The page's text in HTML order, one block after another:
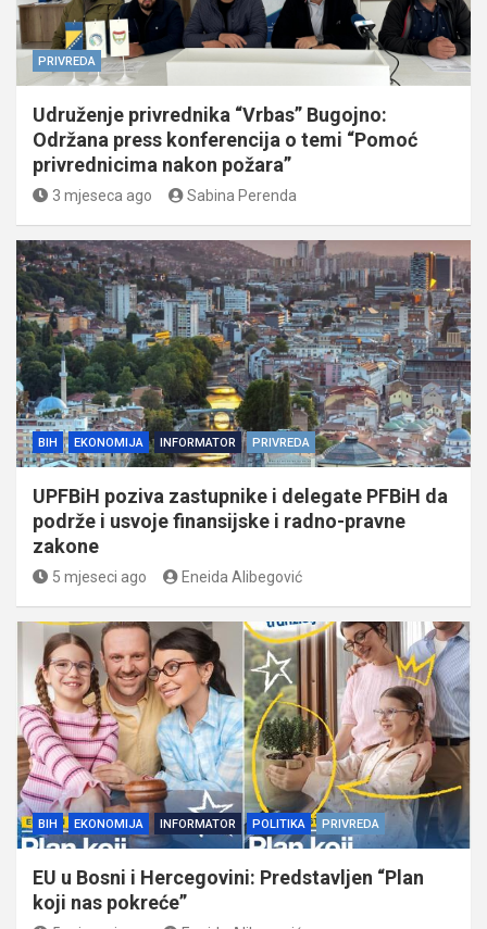
PRIVREDA
Udruženje privrednika “Vrbas” Bugojno:
Održana press konferencija o temi “Pomoć
privrednicima nakon požara”
3 mjeseca ago Sabina Perenda
BIH EKONOMIJA INFORMATOR PRIVREDA
UPFBiH poziva zastupnike i delegate PFBiH da
podrže i usvoje finansijske i radno-pravne
zakone
5 mjeseci ago Eneida Alibegović
BIH EKONOMIJA INFORMATOR POLITIKA PRIVREDA
EU u Bosni i Hercegovini: Predstavljen “Plan
koji nas pokreće”